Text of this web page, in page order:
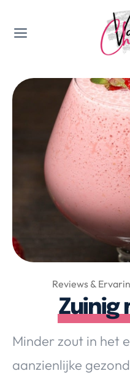
Valerie's Topics
Lifestyle,
Top 5
Over Valerie
Reviews &
Zuinig
Minder zout in het
aanzienlijke